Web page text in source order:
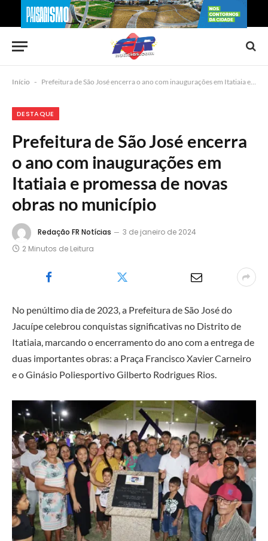
Início - Prefeitura de São José encerra o ano com inaugurações em Itatiaia e promessa de novas obras no município
DESTAQUE
Prefeitura de São José encerra
o ano com inaugurações em
Itatiaia e promessa de novas
obras no município
Redação FR Notícias
3 de janeiro de 2024
2 Minutos de Leitura
No penúltimo dia de 2023, a Prefeitura de São José do
Jacuípe celebrou conquistas significativas no Distrito de
Itatiaia, marcando o encerramento do ano com a entrega de
duas importantes obras: a Praça Francisco Xavier Carneiro
e o Ginásio Poliesportivo Gilberto Rodrigues Rios.